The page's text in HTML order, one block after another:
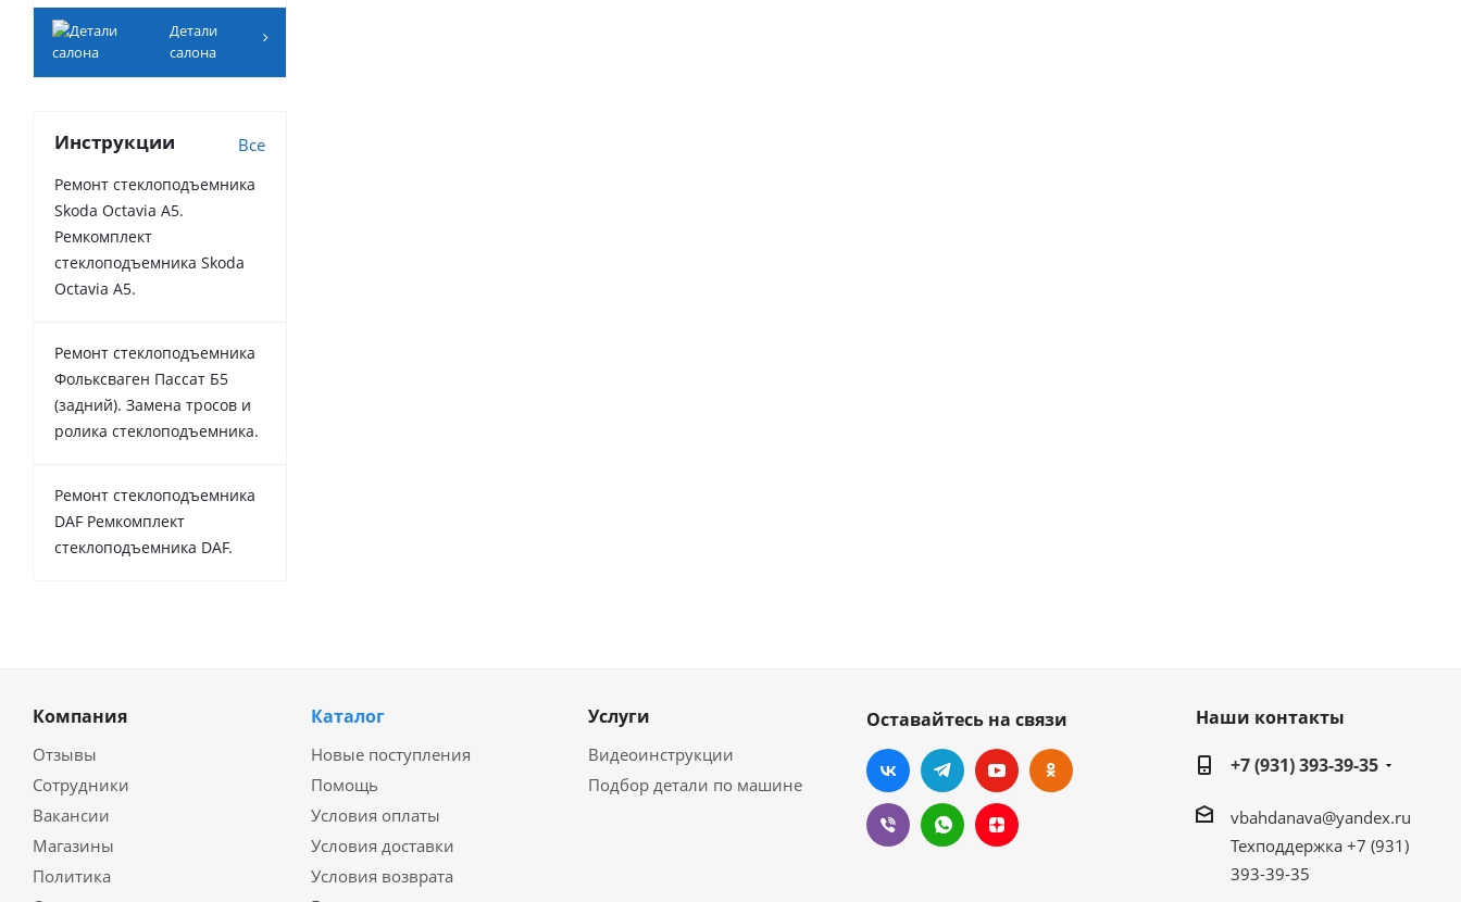
Детали
салона
Инструкции Все
Ремонт стеклоподъемника
Skoda Octavia A5.
Ремкомплект
стеклоподъемника Skoda
Octavia A5.
Ремонт стеклоподъемника
Фольксваген Пассат Б5
(задний). Замена тросов и
ролика стеклоподъемника.
Ремонт стеклоподъемника
DAF Ремкомплект
стеклоподъемника DAF.
Компания
Отзывы
Сотрудники
Вакансии
Магазины
Политика
Каталог
Новые поступления
Помощь
Условия оплаты
Условия доставки
Условия возврата
Услуги
Видеоинструкции
Подбор детали по машине
Оставайтесь на связи
Наши контакты
+7 (931) 393-39-35
vbahdanava@yandex.ru
Техподдержка +7 (931)
393-39-35